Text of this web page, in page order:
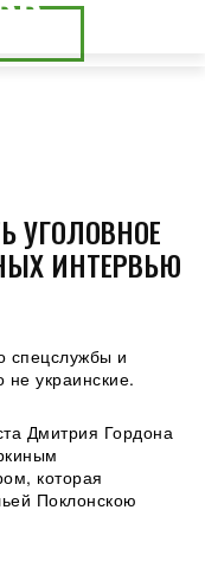
УГОЛОВНОЕ
ИНТЕРВЬЮ
спецслужбы и
не украинские.
Дмитрия Гордона
которая
Поклонскою